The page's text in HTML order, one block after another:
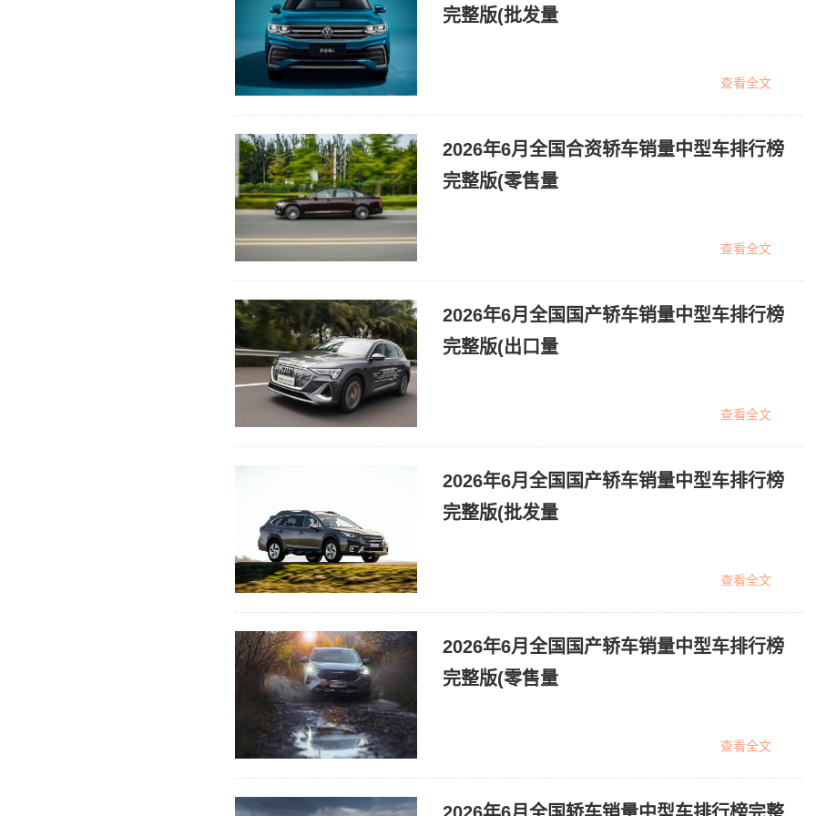
完整版(批发量
查看全文
2026年6月全国合资轿车销量中型车排行榜
完整版(零售量
查看全文
2026年6月全国国产轿车销量中型车排行榜
完整版(出口量
查看全文
2026年6月全国国产轿车销量中型车排行榜
完整版(批发量
查看全文
2026年6月全国国产轿车销量中型车排行榜
完整版(零售量
查看全文